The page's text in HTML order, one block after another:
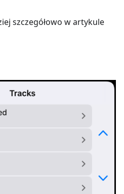
szczegółowo w artykule